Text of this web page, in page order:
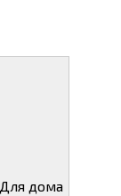
Для дома